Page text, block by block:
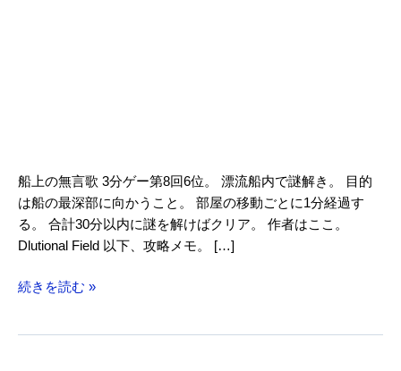
船上の無言歌 3分ゲー第8回6位。 漂流船内で謎解き。 目的
は船の最深部に向かうこと。 部屋の移動ごとに1分経過す
る。 合計30分以内に謎を解けばクリア。 作者はここ。
Dlutional Field 以下、攻略メモ。 […]
船
続きを読む »